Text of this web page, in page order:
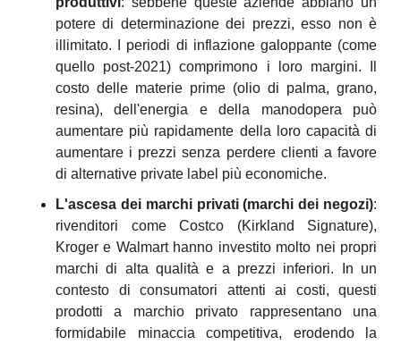
potere di determinazione dei prezzi, esso non è
illimitato. I periodi di inflazione galoppante (come
quello post-2021) comprimono i loro margini. Il
costo delle materie prime (olio di palma, grano,
resina), dell'energia e della manodopera può
aumentare più rapidamente della loro capacità di
aumentare i prezzi senza perdere clienti a favore
di alternative private label più economiche.
L'ascesa dei marchi privati (marchi dei negozi):
rivenditori come Costco (Kirkland Signature),
Kroger e Walmart hanno investito molto nei propri
marchi di alta qualità e a prezzi inferiori. In un
contesto di consumatori attenti ai costi, questi
prodotti a marchio privato rappresentano una
formidabile minaccia competitiva, erodendo la